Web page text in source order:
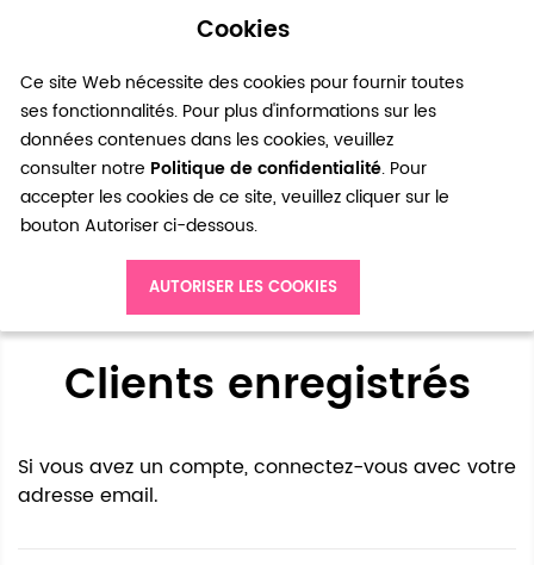
Cookies
Ce site Web nécessite des cookies pour fournir toutes
ses fonctionnalités. Pour plus d'informations sur les
données contenues dans les cookies, veuillez
consulter notre Politique de confidentialité. Pour
accepter les cookies de ce site, veuillez cliquer sur le
bouton Autoriser ci-dessous.
AUTORISER LES COOKIES
0
Accès client
Clients enregistrés
Si vous avez un compte, connectez-vous avec votre
adresse email.